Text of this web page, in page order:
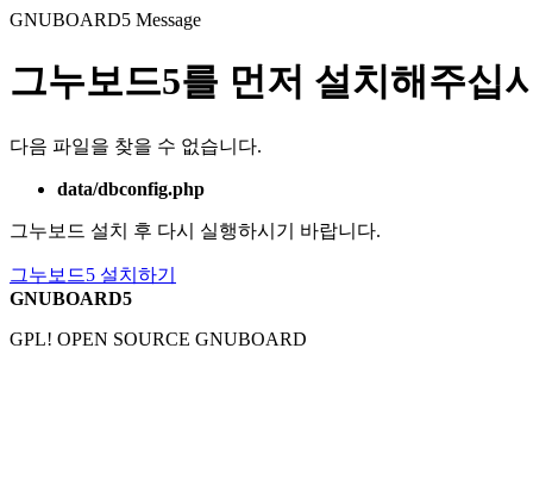
GNUBOARD5 Message
그누보드5를 먼저 설치해주십
다음 파일을 찾을 수 없습니다.
data/dbconfig.php
그누보드 설치 후 다시 실행하시기 바랍니다.
그누보드5 설치하기
GNUBOARD5
GPL! OPEN SOURCE GNUBOARD